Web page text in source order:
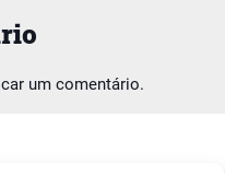
um comentário.